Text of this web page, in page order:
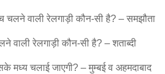
चलने वाली रेलगाड़ी कौन-सी है? – समझौता
वाली रेलगाड़ी कौन-सी है? – शताब्दी
मध्य चलाई जाएगी? – मुम्बई व अहमदाबाद